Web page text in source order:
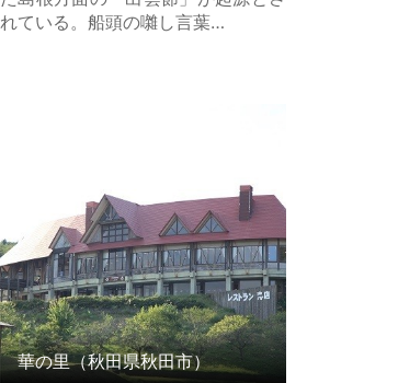
れている。船頭の囃し言葉…
華の里（秋田県秋田市）